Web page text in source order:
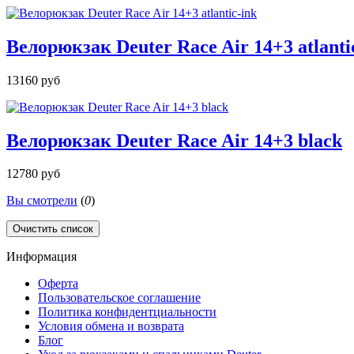
Велорюкзак Deuter Race Air 14+3
13160 руб
Велорюкзак Deuter Race Air 14+3 black
12780 руб
Вы смотрели (0)
Очистить список
Информация
Оферта
Пользовательское соглашение
Политика конфидентциальности
Условия обмена и возврата
Блог